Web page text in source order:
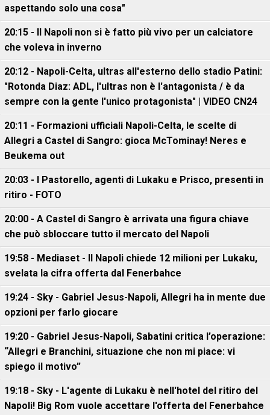
aspettando solo una cosa"
20:15 - Il Napoli non si è fatto più vivo per un calciatore
che voleva in inverno
20:12 - Napoli-Celta, ultras all'esterno dello stadio Patini:
"Rotonda Diaz: ADL, l'ultras non è l'antagonista / è da
sempre con la gente l'unico protagonista" | VIDEO CN24
20:11 - Formazioni ufficiali Napoli-Celta, le scelte di
Allegri a Castel di Sangro: gioca McTominay! Neres e
Beukema out
20:03 - I Pastorello, agenti di Lukaku e Prisco, presenti in
ritiro - FOTO
20:00 - A Castel di Sangro è arrivata una figura chiave
che può sbloccare tutto il mercato del Napoli
19:58 - Mediaset - Il Napoli chiede 12 milioni per Lukaku,
svelata la cifra offerta dal Fenerbahce
19:24 - Sky - Gabriel Jesus-Napoli, Allegri ha in mente due
opzioni per farlo giocare
19:20 - Gabriel Jesus-Napoli, Sabatini critica l’operazione:
“Allegri e Branchini, situazione che non mi piace: vi
spiego il motivo”
19:18 - Sky - L'agente di Lukaku è nell'hotel del ritiro del
Napoli! Big Rom vuole accettare l'offerta del Fenerbahce